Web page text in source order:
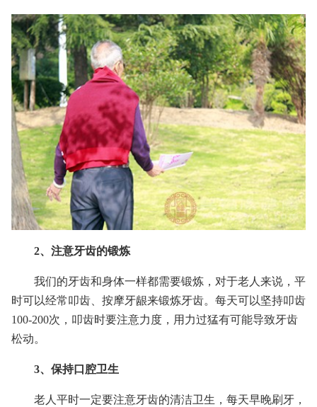
2、注意牙齿的锻炼
我们的牙齿和身体一样都需要锻炼，对于老人来说，平
时可以经常叩齿、按摩牙龈来锻炼牙齿。每天可以坚持叩齿
100-200次，叩齿时要注意力度，用力过猛有可能导致牙齿
松动。
3、保持口腔卫生
老人平时一定要注意牙齿的清洁卫生，每天早晚刷牙，